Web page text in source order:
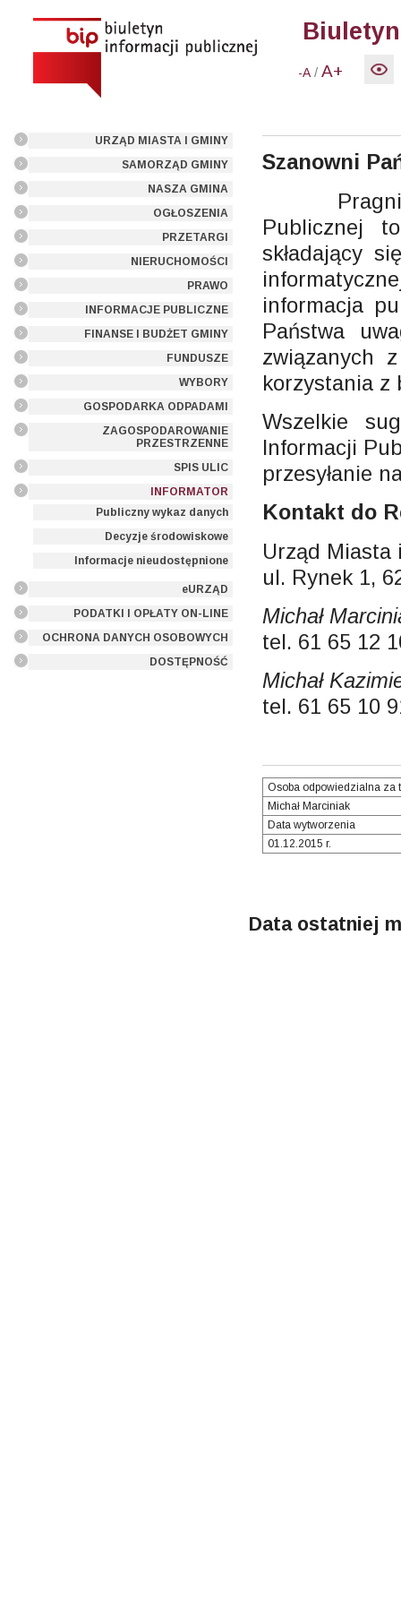
-A /A+
URZĄD MIASTA I GMINY
SAMORZĄD GMINY
NASZA GMINA
OGŁOSZENIA
PRZETARGI
NIERUCHOMOŚCI
PRAWO
INFORMACJE PUBLICZNE
FINANSE I BUDŻET GMINY
FUNDUSZE
WYBORY
GOSPODARKA ODPADAMI
ZAGOSPODAROWANIE
PRZESTRZENNE
SPIS ULIC
INFORMATOR
Publiczny wykaz danych
Decyzje środowiskowe
Informacje nieudostępnione
eURZĄD
PODATKI I OPŁATY ON-LINE
OCHRONA DANYCH OSOBOWYCH
DOSTĘPNOŚĆ
Szanowni
Publicznej
składający
informacja
Państwa
związanych
korzystania z
Wszelkie
Informacji
przesyłanie
Kontakt do
Urząd Miasta
ul. Rynek 1,
Michał
tel. 61 65 12
Michał
tel. 61 65 10
Osoba odpowiedzialna za
Michał Marciniak
Data wytworzenia
01.12.2015 r.
Data ostatniej